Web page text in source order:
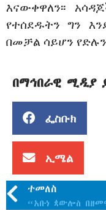
እናውቀዋለን፡፡
የተሰደዱትን ግን
በመቻል ሳይሆን
በማኅበራዊ ሚዲያ
ፌስቡክ
ኢሜል
ተመለስ